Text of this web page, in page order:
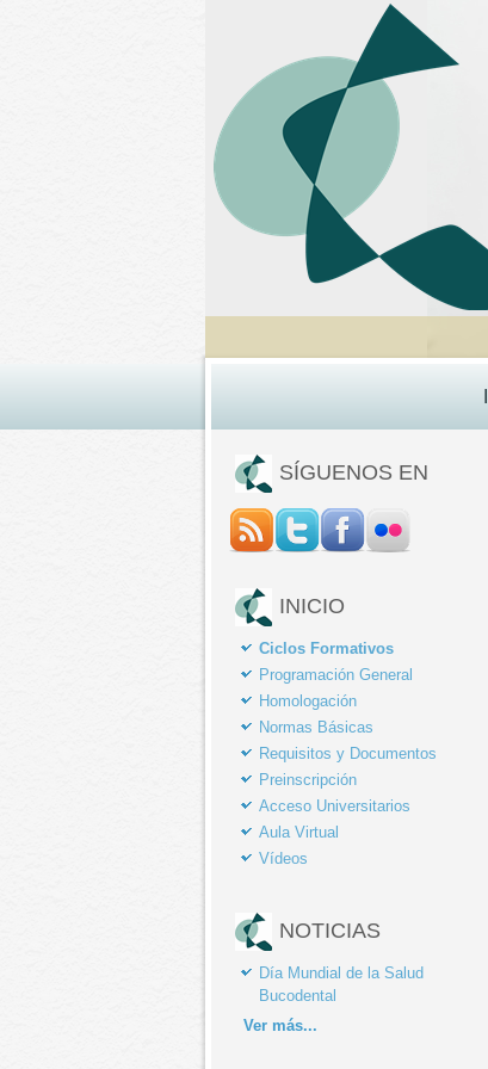
SÍGUENOS EN
INICIO
Ciclos Formativos
Programación General
Homologación
Normas Básicas
Requisitos y Documentos
Preinscripción
Acceso Universitarios
Aula Virtual
Vídeos
NOTICIAS
Día Mundial de la Salud
Bucodental
Ver más...